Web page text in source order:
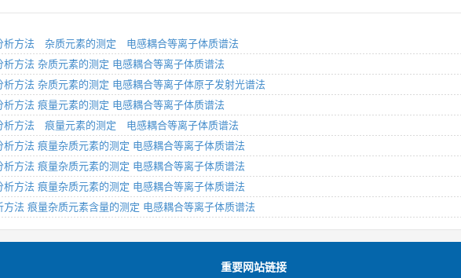
析方法 杂质元素的测定 电感耦合等离子体质谱法
方法 杂质元素的测定 电感耦合等离子体质谱法
方法 杂质元素的测定 电感耦合等离子体原子发射光谱法
方法 痕量元素的测定 电感耦合等离子体质谱法
析方法 痕量元素的测定 电感耦合等离子体质谱法
方法 痕量杂质元素的测定 电感耦合等离子体质谱法
方法 痕量杂质元素的测定 电感耦合等离子体质谱法
方法 痕量杂质元素的测定 电感耦合等离子体质谱法
法 痕量杂质元素含量的测定 电感耦合等离子体质谱法
重要网站链接